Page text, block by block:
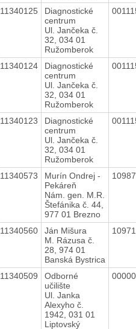
11340125
Diagnostické
centrum
Ul. Jančeka č.
32, 034 01
Ružomberok
11340124
Diagnostické
centrum
Ul. Jančeka č.
32, 034 01
Ružomberok
11340123
Diagnostické
centrum
Ul. Jančeka č.
32, 034 01
Ružomberok
11340573
Murín Ondrej -
Pekáreň
Nám. gen. M.R.
Štefánika č. 44,
977 01 Brezno
11340560
Ján Mišura
M. Rázusa č.
28, 974 01
Banská Bystrica
11340509
Odborné
učilište
Ul. Janka
Alexyho č.
1942, 031 01
Liptovský